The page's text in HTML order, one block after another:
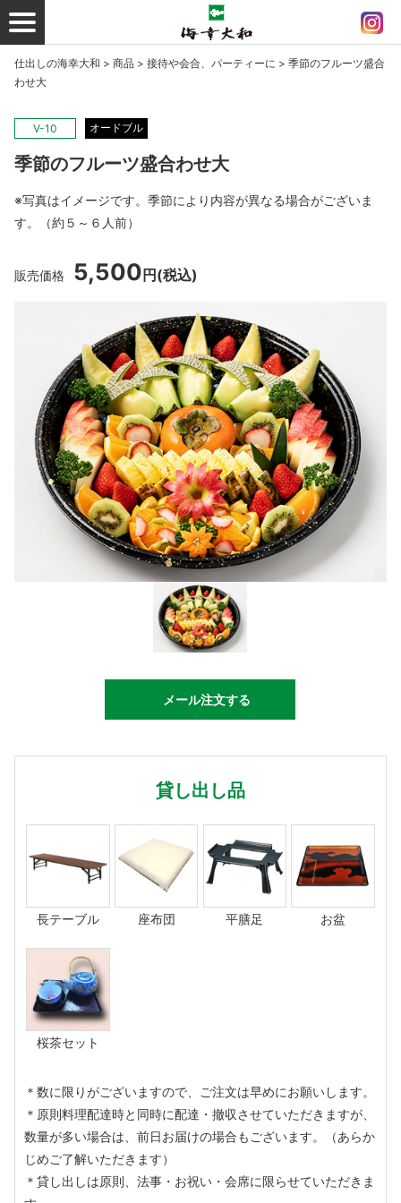
仕出しの海幸大和 > 商品 > 接待や会合、パーティーに > 季節のフルーツ盛合
わせ大
V-10 オードブル
季節のフルーツ盛合わせ大
※写真はイメージです。季節により内容が異なる場合がございま
す。（約５～６人前）
販売価格 5,500 円 (税込)
メール注文する
貸し出し品
長テーブル 座布団 平膳足 お盆
桜茶セット
＊数に限りがございますので、ご注文は早めにお願いします。
＊原則料理配達時と同時に配達・撤収させていただきますが、
数量が多い場合は、前日お届けの場合もございます。（あらか
じめご了解いただきます）
＊貸し出しは原則、法事・お祝い・会席に限らせていただきま